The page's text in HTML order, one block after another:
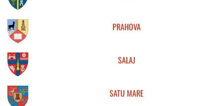
PRAHOVA
SALAJ
SATU MARE